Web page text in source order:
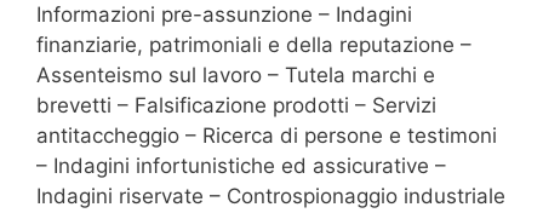
Informazioni pre-assunzione – Indagini
finanziarie, patrimoniali e della reputazione –
Assenteismo sul lavoro – Tutela marchi e
brevetti – Falsificazione prodotti – Servizi
antitaccheggio – Ricerca di persone e testimoni
– Indagini infortunistiche ed assicurative –
Indagini riservate – Controspionaggio industriale